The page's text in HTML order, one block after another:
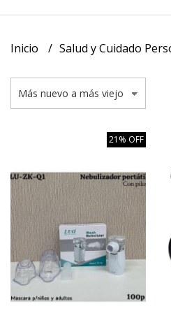
Inicio Salud y Cuidado
21% OFF